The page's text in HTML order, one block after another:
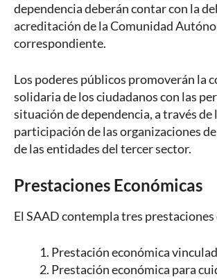
dependencia deberán contar con la
acreditación de la Comunidad
correspondiente.
Los poderes públicos promoverán la
solidaria de los ciudadanos con las
situación de dependencia, a través de
participación de las organizaciones
de las entidades del tercer sector.
Prestaciones Económicas
El SAAD contempla tres prestaciones
Prestación económica
Prestación económica para